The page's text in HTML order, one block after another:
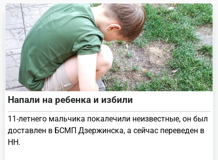
text">Page</span>
Напали на ребенка и избили
11-летнего мальчика покалечили неизвестные, он был
доставлен в БСМП Дзержинска, а сейчас переведен в
НН.